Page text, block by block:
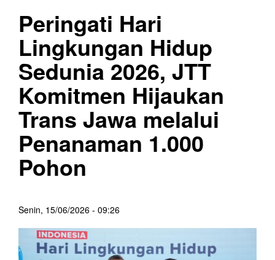
Peringati Hari
Lingkungan Hidup
Sedunia 2026, JTT
Komitmen Hijaukan
Trans Jawa melalui
Penanaman 1.000
Pohon
Senin, 15/06/2026 - 09:26